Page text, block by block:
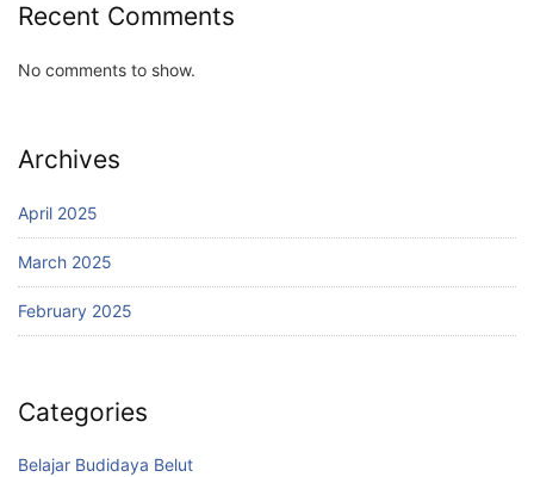
Recent Comments
No comments to show.
Archives
April 2025
March 2025
February 2025
Categories
Belajar Budidaya Belut